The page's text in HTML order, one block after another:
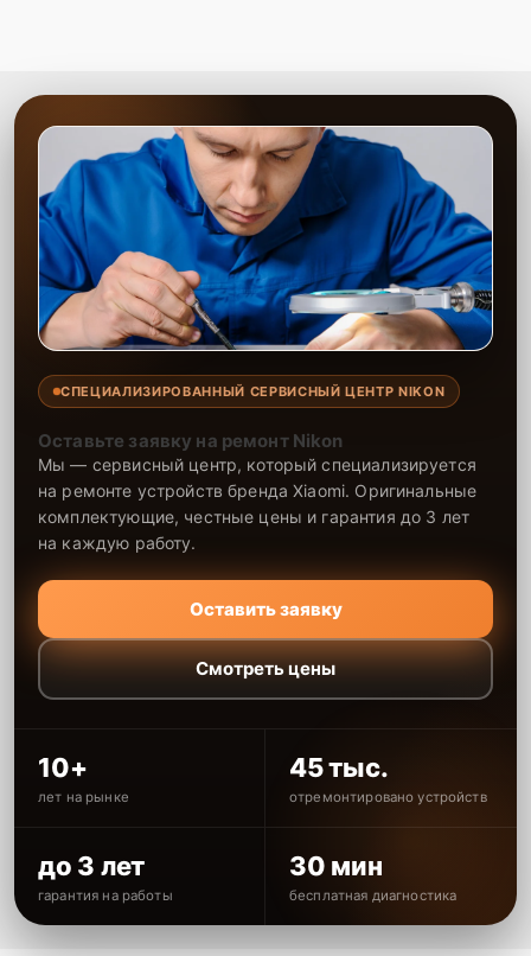
СПЕЦИАЛИЗИРОВАННЫЙ СЕРВИСНЫЙ ЦЕНТР NIKON
Оставьте заявку на ремонт Nikon
Мы — сервисный центр, который специализируется
на ремонте устройств бренда Xiaomi. Оригинальные
комплектующие, честные цены и гарантия до 3 лет
на каждую работу.
Оставить заявку
Смотреть цены
10+
лет на рынке
45 тыс.
отремонтировано устройств
до 3 лет
гарантия на работы
30 мин
бесплатная диагностика